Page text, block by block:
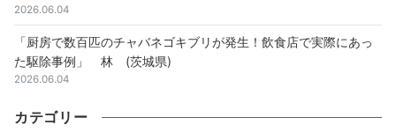
2026.06.04
「厨房で数百匹のチャバネゴキブリが発生！飲食店で実際にあっ
た駆除事例」 林 (茨城県)
2026.06.04
カテゴリー